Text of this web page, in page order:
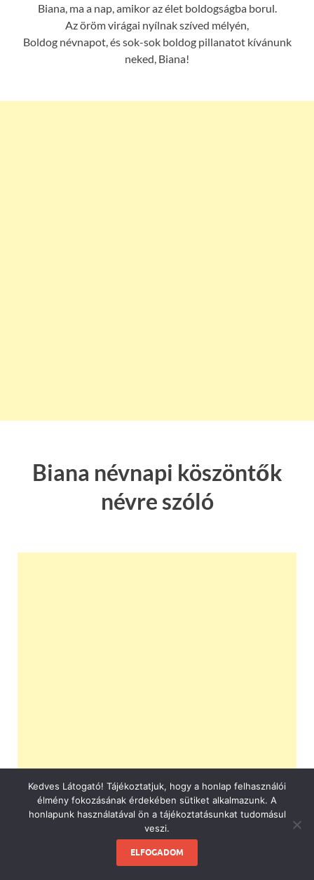
Biana, ma a nap, amikor az élet boldogságba borul.
Az öröm virágai nyílnak szíved mélyén,
Boldog névnapot, és sok-sok boldog pillanatot kívánunk
neked, Biana!
Biana névnapi köszöntők
névre szóló
Kedves Látogató! Tájékoztatjuk, hogy a honlap felhasználói
élmény fokozásának érdekében sütiket alkalmazunk. A
honlapunk használatával ön a tájékoztatásunkat tudomásul
veszi.
ELFOGADOM